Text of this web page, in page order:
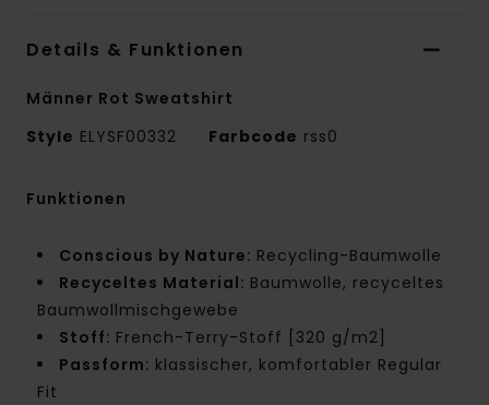
Details & Funktionen
Männer Rot Sweatshirt
Style ELYSF00332 Farbcode rss0
Funktionen
Conscious by Nature: Recycling-Baumwolle
Recyceltes Material: Baumwolle, recyceltes
Baumwollmischgewebe
Stoff: French-Terry-Stoff [320 g/m2]
Passform: klassischer, komfortabler Regular
Fit